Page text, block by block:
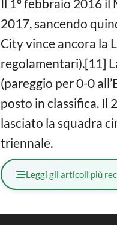
Il 1º febbraio 2016
2017, sancendo
City vince ancora la
regolamentari).[11]
(pareggio per 0-0
posto in classifica. Il
lasciato la squadra
triennale.
Leggi gli articoli più